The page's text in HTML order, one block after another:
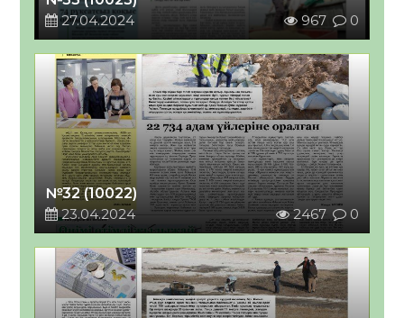
27.04.2024
967 0
№32 (10022)
23.04.2024
2467 0